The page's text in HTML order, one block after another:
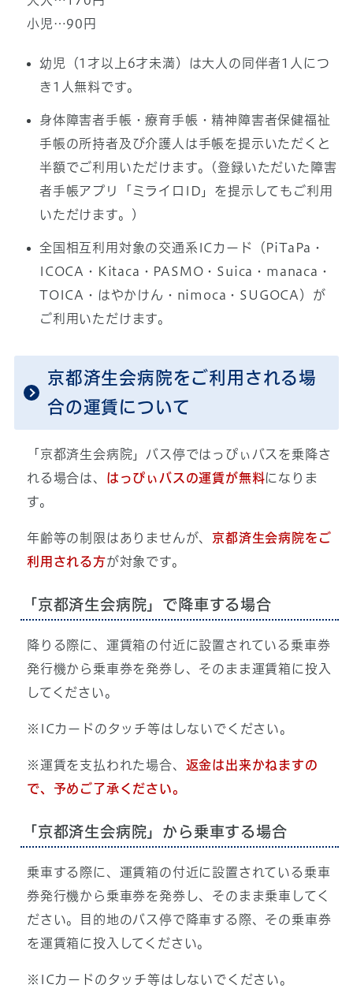
小児…90円
幼児（1才以上6才未満）は大人の同伴者1人につ
き1人無料です。
身体障害者手帳・療育手帳・精神障害者保健福祉
手帳の所持者及び介護人は手帳を提示いただくと
半額でご利用いただけます。(登録いただいた障害
者手帳アプリ「ミライロID」を提示してもご利用
いただけます。)
全国相互利用対象の交通系ICカード（PiTaPa・
ICOCA・Kitaca・PASMO・Suica・manaca・
TOICA・はやかけん・nimoca・SUGOCA）が
ご利用いただけます。
京都済生会病院をご利用される場
合の運賃について
「京都済生会病院」バス停ではっぴぃバスを乗降さ
れる場合は、 はっぴぃバスの運賃が無料になりま
す。
年齢等の制限はありませんが、 京都済生会病院をご
利用される方が対象です。
「京都済生会病院」で降車する場合
降りる際に、運賃箱の付近に設置されている乗車券
発行機から乗車券を発券し、そのまま運賃箱に投入
してください。
※ICカードのタッチ等はしないでください。
※運賃を支払われた場合、 返金は出来かねますの
で、予めご了承ください。
「京都済生会病院」から乗車する場合
乗車する際に、運賃箱の付近に設置されている乗車
券発行機から乗車券を発券し、そのまま乗車してく
ださい。目的地のバス停で降車する際、その乗車券
を運賃箱に投入してください。
※ICカードのタッチ等はしないでください。